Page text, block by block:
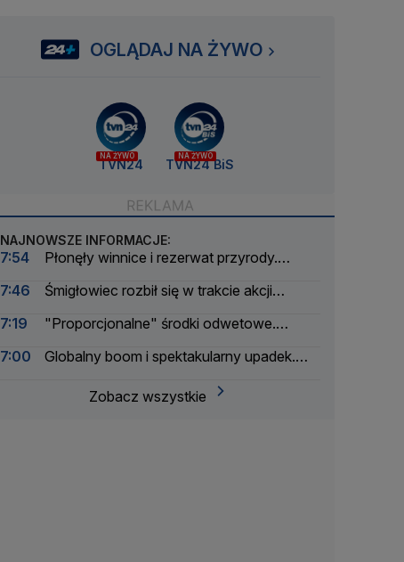
OGLĄDAJ NA ŻYWO
NA ŻYWO
TVN24
NA ŻYWO
TVN24 BiS
NAJNOWSZE INFORMACJE:
7:54
Płonęły winnice i rezerwat przyrody.
7:46
Śmigłowiec rozbił się w trakcie akcji
7:19
"Proporcjonalne" środki odwetowe.
7:00
Globalny boom i spektakularny upadek.
Zobacz wszystkie